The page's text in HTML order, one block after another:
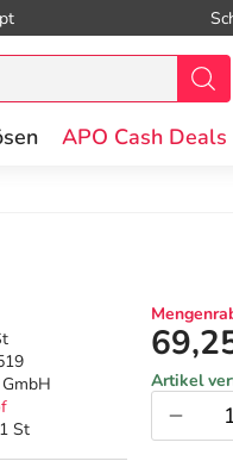
APO Cash Deals
St
Artikel